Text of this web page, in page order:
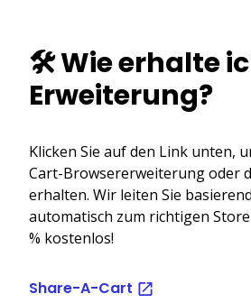
🛠️ Wie erhalte
Erweiterung?
Klicken Sie auf den Link unten,
Cart-Browsererweiterung oder
erhalten. Wir leiten Sie
automatisch zum richtigen
% kostenlos!
Share-A-Cart